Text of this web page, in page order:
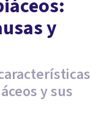
y
y sus